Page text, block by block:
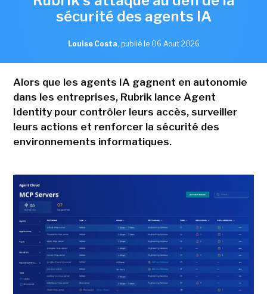
sécurité des agents IA
Louise Costa, publié le 06 Aout 2026
Alors que les agents IA gagnent en autonomie
dans les entreprises, Rubrik lance Agent
Identity pour contrôler leurs accès, surveiller
leurs actions et renforcer la sécurité des
environnements informatiques.